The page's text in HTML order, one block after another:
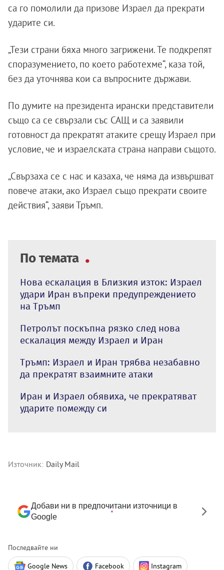
са го помолили да призове Израел да прекрати
ударите си.
„Тези страни бяха много загрижени. Те подкрепят
споразумението, по което работехме“, каза той,
без да уточнява кои са въпросните държави.
По думите на президента ирански представители
също са се свързали със САЩ и са заявили
готовност да прекратят атаките срещу Израел при
условие, че и израелската страна направи същото.
„Свързаха се с нас и казаха, че няма да извършват
повече атаки, ако Израел също прекрати своите
действия“, заяви Тръмп.
По темата
Нова ескалация в Близкия изток: Израел
удари Иран въпреки предупреждението
на Тръмп
Петролът поскъпна рязко след нова
ескалация между Израел и Иран
Тръмп: Израел и Иран трябва незабавно
да прекратят взаимните атаки
Иран и Израел обявиха, че прекратяват
ударите помежду си
Източник: Daily Mail
Добави ни в предпочитани източници в
Google
Последвайте ни
Google News Facebook Instagram